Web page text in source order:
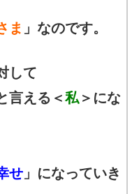
ま 」なのです。
して
言える＜私＞にな
せ」になっていき